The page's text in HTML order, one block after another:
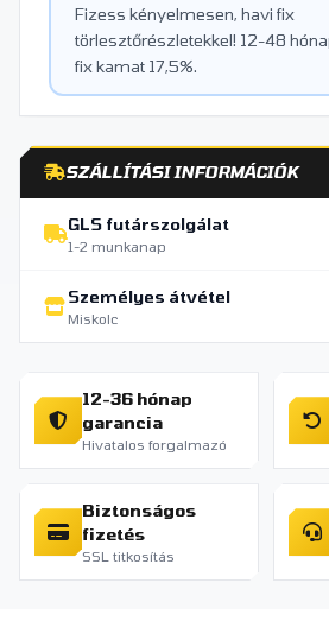
Fizess kényelmesen, havi fix
törlesztőrészletekkel! 12-48
fix kamat 17,5%.
SZÁLLÍTÁSI INFORMÁCIÓK
GLS futárszolgálat
1-2 munkanap
Személyes átvétel
Miskolc
12-36 hónap
garancia
Hivatalos forgalmazó
Biztonságos
fizetés
SSL titkosítás